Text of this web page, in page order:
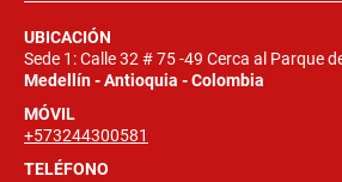
UBICACIÓN
Sede 1: Calle 32 # 75 -49 Cerca al Parque
Medellín - Antioquia - Colombia
MÓVIL
+573244300581
TELÉFONO